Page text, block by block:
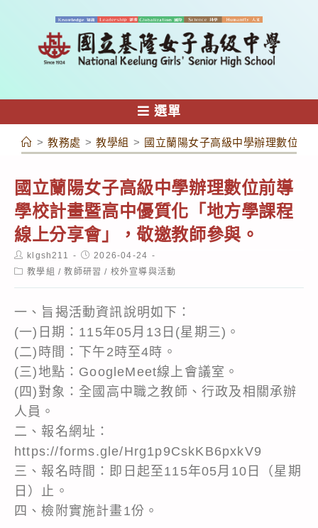
容
選單
> 教務處 > 教學組 > 國立蘭陽女子高級中學辦理數位前
國立蘭陽女子高級中學辦理數位前導
學校計畫暨高中優質化「地方學課程
線上分享會」，敬邀教師參與。
Post
author:
klgsh211
Post
published:
2026-04-24
Post教學組 / 教師研習 / 校外宣導與活動
一、旨揭活動資訊說明如下：
(一)日期：115年05月13日(星期三)。
(二)時間：下午2時至4時。
(三)地點：GoogleMeet線上會議室。
(四)對象：全國高中職之教師、行政及相關承辦
人員。
二、報名網址：
https://forms.gle/Hrg1p9CskKB6pxkV9
三、報名時間：即日起至115年05月10日（星期
日）止。
四、檢附實施計畫1份。